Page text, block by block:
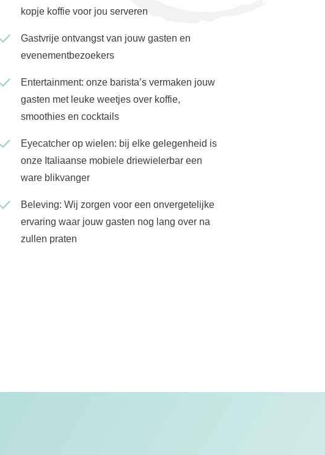
kopje koffie voor jou serveren
Gastvrije ontvangst van jouw gasten en
evenementbezoekers
Entertainment: onze barista’s vermaken jouw
gasten met leuke weetjes over koffie,
smoothies en cocktails
Eyecatcher op wielen: bij elke gelegenheid is
onze Italiaanse mobiele driewielerbar een
ware blikvanger
Beleving: Wij zorgen voor een onvergetelijke
ervaring waar jouw gasten nog lang over na
zullen praten